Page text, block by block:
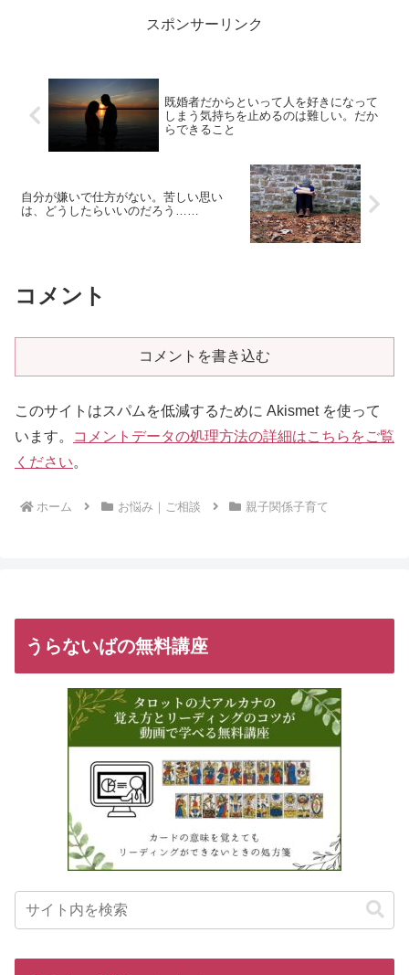
か、気恥ずかしいといいますスポンサーリンク
既婚者だからといって人を好きになって
しまう気持ちを止めるのは難しい。だか
らできること
自分が嫌いで仕方がない。苦しい思い
は、どうしたらいいのだろう……
コメント
コメントを書き込む
このサイトはスパムを低減するために Akismet を使って
います。
コメントデータの処理方法の詳細はこちらをご覧
ください。
ホーム お悩み｜ご相談 親子関係子育て
うらないばの無料講座